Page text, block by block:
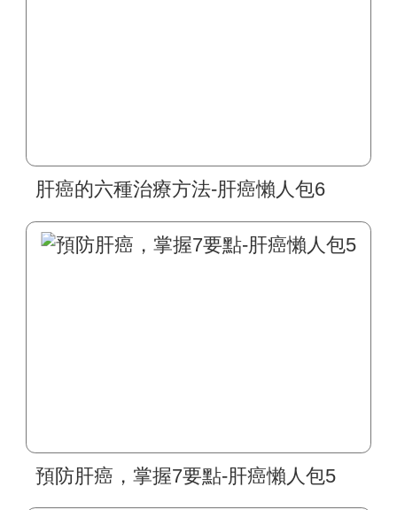
肝癌的六種治療方法-肝癌懶人包6
預防肝癌，掌握7要點-肝癌懶人包5